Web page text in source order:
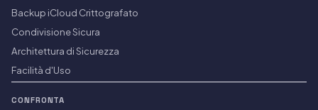
Backup iCloud Crittografato
Condivisione Sicura
Architettura di Sicurezza
Facilità d'Uso
CONFRONTA